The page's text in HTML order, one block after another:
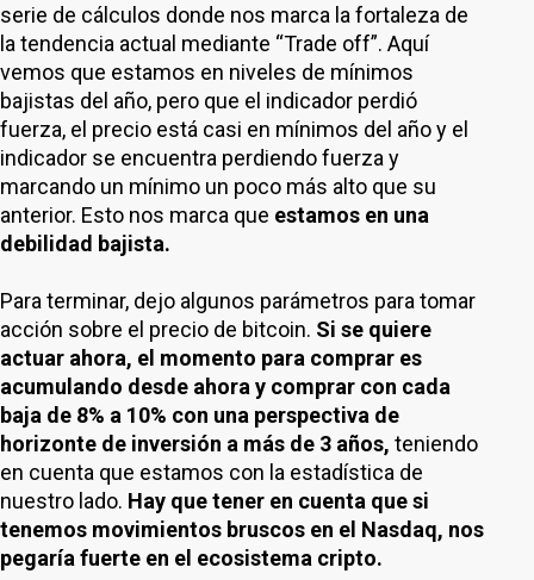
serie de cálculos donde nos marca la fortaleza de
la tendencia actual mediante “Trade off”. Aquí
vemos que estamos en niveles de mínimos
bajistas del año, pero que el indicador perdió
fuerza, el precio está casi en mínimos del año y el
indicador se encuentra perdiendo fuerza y
marcando un mínimo un poco más alto que su
anterior. Esto nos marca que estamos en una
debilidad bajista.
Para terminar, dejo algunos parámetros para tomar
acción sobre el precio de bitcoin. Si se quiere
actuar ahora, el momento para comprar es
acumulando desde ahora y comprar con cada
baja de 8% a 10% con una perspectiva de
horizonte de inversión a más de 3 años, teniendo
en cuenta que estamos con la estadística de
nuestro lado. Hay que tener en cuenta que si
tenemos movimientos bruscos en el Nasdaq, nos
pegaría fuerte en el ecosistema cripto.